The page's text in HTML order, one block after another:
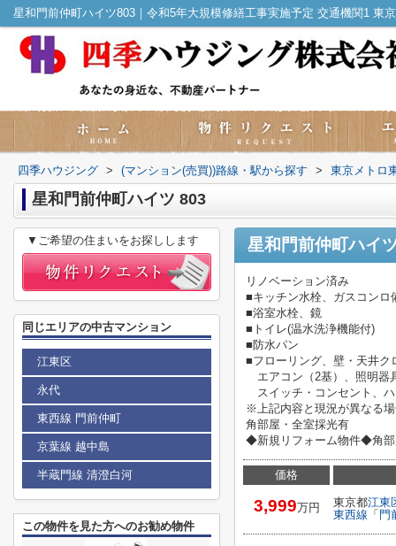
四季ハウジング > (マンション(売買))路線・駅から探す > 東京メトロ
星和門前仲町ハイツ 803
星和門前仲町ハイ
リノベーション済み
■キッチン水栓、ガスコンロ
■浴室水栓、鏡
■トイレ(温水洗浄機能付)
■防水パン
■フローリング、壁・天井ク
エアコン（2基）、照明器
スイッチ・コンセント、
※上記内容と現況が異なる
角部屋・全室採光有
◆新規リフォーム物件◆角
価格
3,999万円 東京都江東
東西線 「 門
▼ご希望の住まいをお探しします
同じエリアの中古マンション
江東区
永代
東西線 門前仲町
京葉線 越中島
半蔵門線 清澄白河
この物件を見た方へのお勧め物件